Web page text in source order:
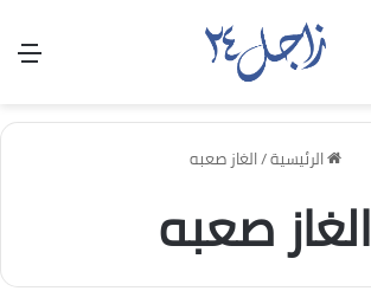
الرئيسية/الغاز صعبه
الغاز صعبه